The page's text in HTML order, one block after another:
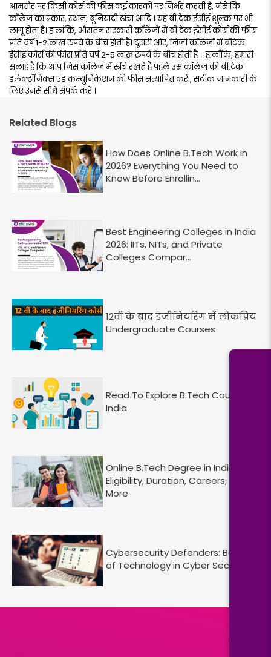
आमतौर पर किसी कोर्स की फीस कई कारकों पर निर्भर करती है, जैसे कि
कॉलेज का प्रकार, स्थान, बुनियादी ढांचा आदि । यह बी.टेक ईसीई शुल्क पर भी
लागू होता है। हालांकि, औसतन सरकारी कॉलेजों में बी.टेक ईसीई कोर्स की फीस
प्रति वर्ष 1-2 लाख रुपये के बीच होती है। दूसरी ओर, निजी कॉलेजों में बीटेक
ईसीई कोर्स की फीस प्रति वर्ष 2-5 लाख रुपये के बीच होती है । हालाँकि, हमारी
सलाह है कि आप जिस कॉलेज में रुचि रखते हैं पहले उस कॉलेज की बी.टेक
इलेक्ट्रॉनिक्स एंड कम्युनिकेशन की फीस सत्यापित करें , सटीक जानकारी के
लिए उनसे सीधे संपर्क करें ।
Related Blogs
How Does Online B.Tech Work in
2026? Everything You Need to
Know Before Enrollin...
Best Engineering Colleges in India
2026: IITs, NITs, and Private
Colleges Compar...
12वीं के बाद इंजीनियरिंग में लोकप्रिय
Undergraduate Courses
Read To Explore B.Tech Course in
India
Online B.Tech Degree in India:
Eligibility, Duration, Careers, and
More
Cybersecurity Defenders: Bachelor
of Technology in Cyber Security